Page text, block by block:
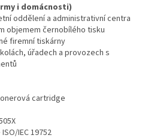
i domácnosti)
oddělení a administrativní centra
objemem černobílého tisku
firemní tiskárny
úřadech a provozech s
cartridge
IEC 19752